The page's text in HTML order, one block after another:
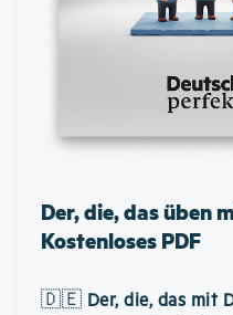
Der, die, das üben
Kostenloses PDF
🇩🇪 Der, die, das mit